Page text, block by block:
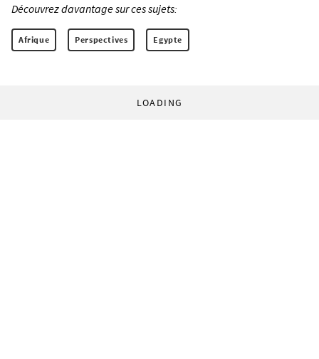
Découvrez davantage sur ces sujets:
Afrique Perspectives Egypte
LOADING